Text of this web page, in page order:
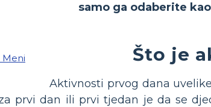
samo ga odaberite
Što je
Aktivnosti prvog dana
prvi dan ili prvi tjedan je da se